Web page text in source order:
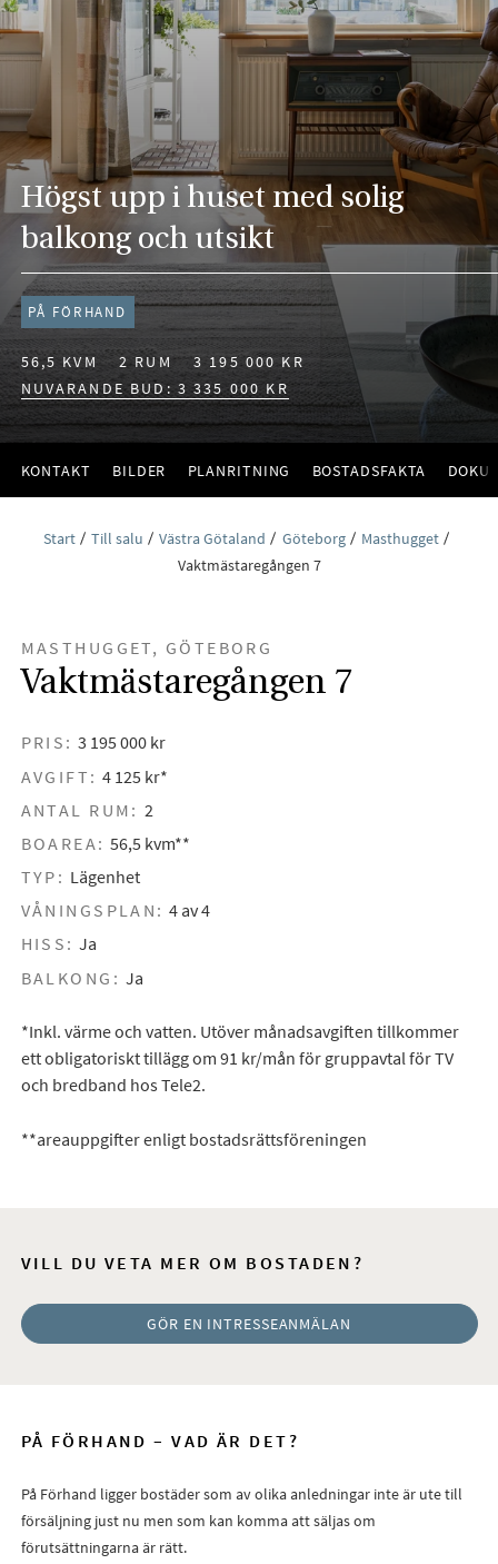
Högst upp i huset med solig
balkong och utsikt
PÅ FÖRHAND
56,5 KVM 2 RUM
3 195 000 KR
NUVARANDE BUD: 3 335 000 KR
KONTAKT BILDER PLANRITNING BOSTADSFAKTA
Start Till salu Västra Götaland Göteborg
Masthugget
Vaktmästaregången 7
MASTHUGGET, GÖTEBORG
Vaktmästaregången 7
PRIS: 3 195 000 kr
AVGIFT: 4 125 kr*
ANTAL RUM: 2
BOAREA: 56,5 kvm**
TYP: Lägenhet
VÅNINGSPLAN: 4 av 4
HISS: Ja
BALKONG: Ja
*Inkl. värme och vatten. Utöver månadsavgiften tillkommer
ett obligatoriskt tillägg om 91 kr/mån för gruppavtal för TV
och bredband hos Tele2.
**areauppgifter enligt bostadsrättsföreningen
VILL DU VETA MER OM BOSTADEN?
GÖR EN INTRESSEANMÄLAN
PÅ FÖRHAND – VAD ÄR DET?
På Förhand ligger bostäder som av olika anledningar inte är ute till
försäljning just nu men som kan komma att säljas om
förutsättningarna är rätt.